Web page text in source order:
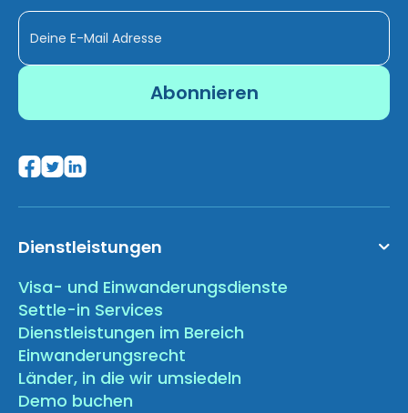
Dienstleistungen
Visa- und Einwanderungsdienste
Settle-in Services
Dienstleistungen im Bereich
Einwanderungsrecht
Länder, in die wir umsiedeln
Demo buchen